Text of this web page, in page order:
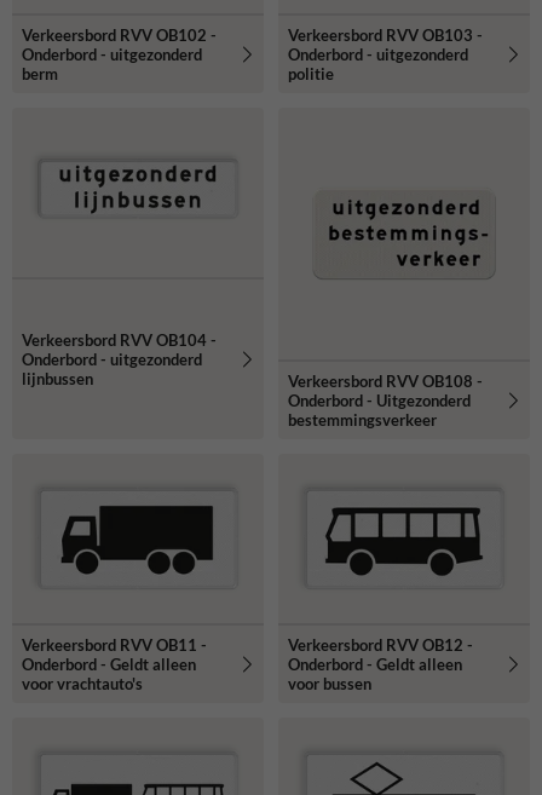
Verkeersbord RVV OB102 -
Onderbord - uitgezonderd
berm
Verkeersbord RVV OB103 -
Onderbord - uitgezonderd
politie
Verkeersbord RVV OB104 -
Onderbord - uitgezonderd
lijnbussen
Verkeersbord RVV OB108 -
Onderbord - Uitgezonderd
bestemmingsverkeer
Verkeersbord RVV OB11 -
Onderbord - Geldt alleen
voor vrachtauto's
Verkeersbord RVV OB12 -
Onderbord - Geldt alleen
voor bussen